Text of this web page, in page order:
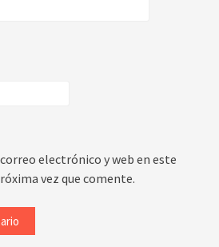
electrónico y web en este
vez que comente.